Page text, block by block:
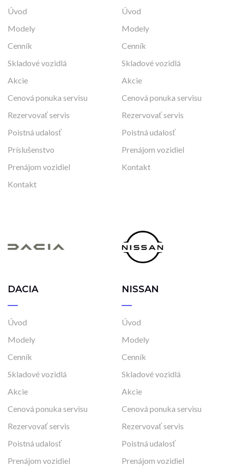
Úvod
Modely
Cenník
Skladové vozidlá
Akcie
Cenová ponuka servisu
Rezervovať servis
Poistná udalosť
Príslušenstvo
Prenájom vozidiel
Kontakt
Úvod
Modely
Cenník
Skladové vozidlá
Akcie
Cenová ponuka servisu
Rezervovať servis
Poistná udalosť
Prenájom vozidiel
Kontakt
DACIA
Úvod
Modely
Cenník
Skladové vozidlá
Akcie
Cenová ponuka servisu
Rezervovať servis
Poistná udalosť
Prenájom vozidiel
NISSAN
Úvod
Modely
Cenník
Skladové vozidlá
Akcie
Cenová ponuka servisu
Rezervovať servis
Poistná udalosť
Prenájom vozidiel